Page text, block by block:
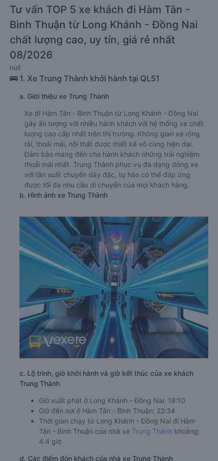
Mạnh Hùng. Tùy thuộc vào chương trình khuyến mãi, giá vé
Xe Long Khánh - Đồng Nai đi Hàm Tân - Bình Thuận giường
nằm đôi này có thể sẽ rẻ hơn.
Tư vấn TOP 5 xe khách đi Hàm Tân -
Bình Thuận từ Long Khánh - Đồng Nai
chất lượng cao, uy tín, giá rẻ nhất
🚌 1. Xe Trung Thành khởi hành tại QL51
a. Giới thiệu xe Trung Thành
Xe đi Hàm Tân - Bình Thuận từ Long Khánh - Đồng Nai
gây ấn tượng với nhiều hành khách với hệ thống xe chất
lượng cao cấp nhất trên thị trường. Không gian xe rộng
rãi, thoải mái, nội thất được thiết kế vô cùng hiện đại.
Đảm bảo mang đến cho hành khách những trải nghiệm
thoải mái nhất. Trung Thành phục vụ đa dạng dòng xe
được tối đa nhu cầu di chuyển của mọi khách hàng.
b. Hình ảnh xe Trung Thành
c. Lộ trình, giờ khởi hành và giờ kết thúc của xe khách
Trung Thành
Giờ xuất phát ở Long Khánh - Đồng Nai: 18:10
Giờ đến nơi ở Hàm Tân - Bình Thuận: 22:34
Thời gian chạy từ Long Khánh - Đồng Nai đi Hàm